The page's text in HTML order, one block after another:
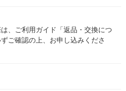
、ご利用ガイド「返品・交換につ
ご確認の上、お申し込みくださ